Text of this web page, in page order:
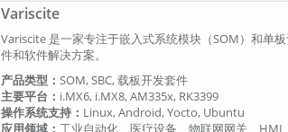
Variscite
Variscite 是一家专注于嵌入式系统模块（SOM）和单
件和软件解决方案。
产品类型： SOM, SBC, 载板开发套件
主要平台： i.MX6, i.MX8, AM335x, RK3399
操作系统支持： Linux, Android, Yocto, Ubuntu
应用领域： 工业自动化、医疗设备、物联网网关、HMI